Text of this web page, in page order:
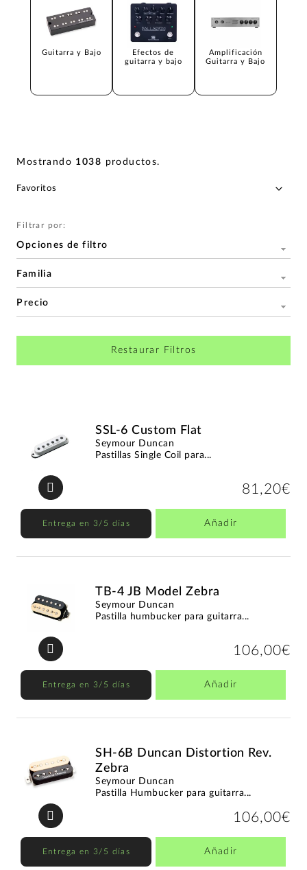
Guitarra y Bajo
Efectos de
guitarra y bajo
Amplificación
Guitarra y Bajo
Mostrando 1038 productos.
Filtrar por:
Opciones de filtro
Familia
Precio
Restaurar Filtros
SSL-6 Custom Flat
Seymour Duncan
Pastillas Single Coil para...
81,20€
Entrega en 3/5 días Añadir
TB-4 JB Model Zebra
Seymour Duncan
Pastilla humbucker para guitarra...
106,00€
Entrega en 3/5 días Añadir
SH-6B Duncan Distortion Rev.
Zebra
Seymour Duncan
Pastilla Humbucker para guitarra...
106,00€
Entrega en 3/5 días Añadir